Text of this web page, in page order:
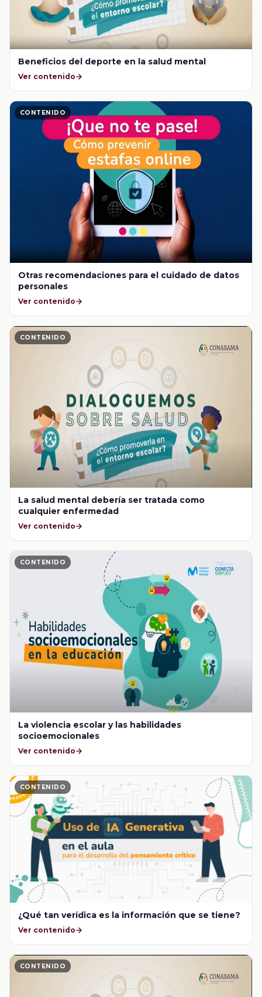
Beneficios del deporte en la salud mental
Ver contenido
CONTENIDO
Otras recomendaciones para el cuidado de datos
personales
Ver contenido
CONTENIDO
La salud mental debería ser tratada como
cualquier enfermedad
Ver contenido
CONTENIDO
La violencia escolar y las habilidades
socioemocionales
Ver contenido
CONTENIDO
¿Qué tan verídica es la información que se tiene?
Ver contenido
CONTENIDO